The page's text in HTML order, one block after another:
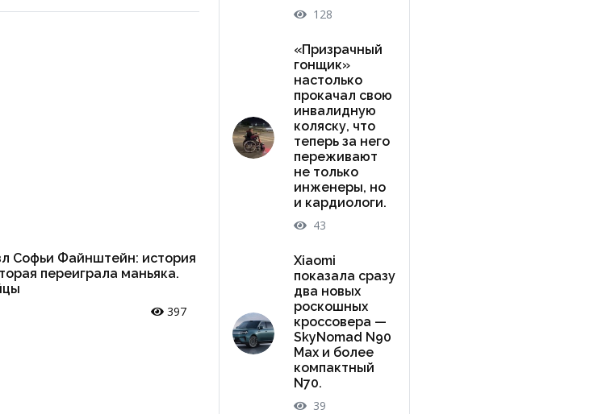
Софьи Файнштейн: история
переиграла маньяка.
397
128
«Призрачный
гонщик»
настолько
прокачал свою
инвалидную
коляску, что
теперь за него
переживают
не только
инженеры, но
и кардиологи.
43
Xiaomi
показала сразу
два новых
роскошных
кроссовера —
SkyNomad N90
Max и более
компактный
N70.
39